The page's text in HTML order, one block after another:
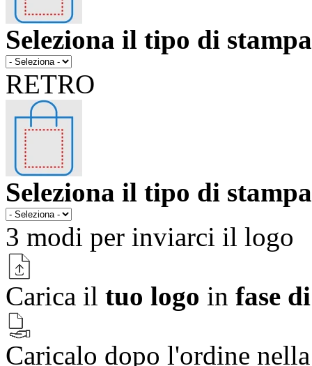
Seleziona il tipo di stampa
RETRO
Seleziona il tipo di stampa
3 modi per inviarci il logo
Carica il tuo logo in fase
Caricalo dopo l'ordine